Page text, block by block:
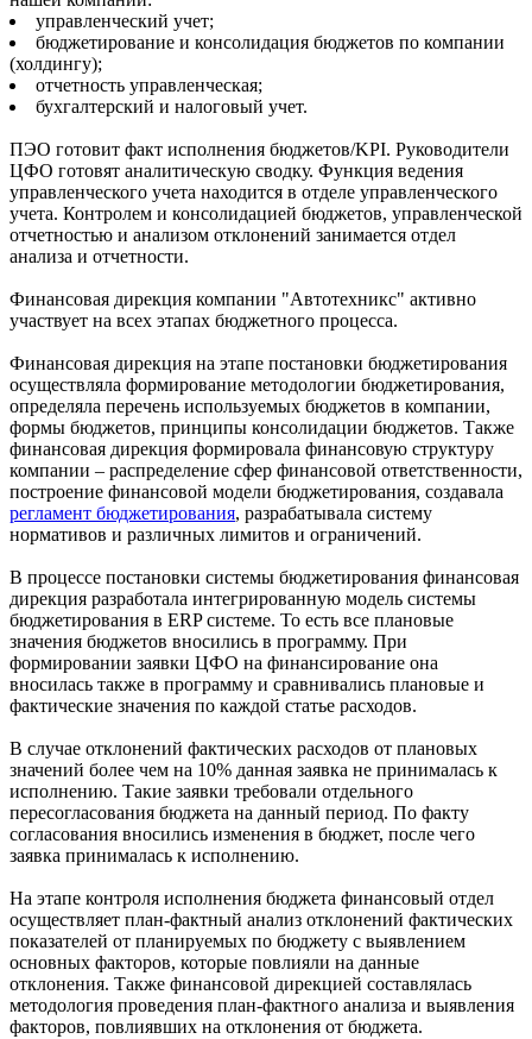
управленческий учет;
бюджетирование и консолидация бюджетов по компании
(холдингу);
отчетность управленческая;
бухгалтерский и налоговый учет.
ПЭО готовит факт исполнения бюджетов/KPI. Руководители
ЦФО готовят аналитическую сводку. Функция ведения
управленческого учета находится в отделе управленческого
учета. Контролем и консолидацией бюджетов, управленческой
отчетностью и анализом отклонений занимается отдел
анализа и отчетности.
Финансовая дирекция компании "Автотехникс" активно
участвует на всех этапах бюджетного процесса.
Финансовая дирекция на этапе постановки бюджетирования
осуществляла формирование методологии бюджетирования,
определяла перечень используемых бюджетов в компании,
формы бюджетов, принципы консолидации бюджетов. Также
финансовая дирекция формировала финансовую структуру
компании – распределение сфер финансовой ответственности,
построение финансовой модели бюджетирования, создавала
регламент бюджетирования, разрабатывала систему
нормативов и различных лимитов и ограничений.
В процессе постановки системы бюджетирования финансовая
дирекция разработала интегрированную модель системы
бюджетирования в ERP системе. То есть все плановые
значения бюджетов вносились в программу. При
формировании заявки ЦФО на финансирование она
вносилась также в программу и сравнивались плановые и
фактические значения по каждой статье расходов.
В случае отклонений фактических расходов от плановых
значений более чем на 10% данная заявка не принималась к
исполнению. Такие заявки требовали отдельного
пересогласования бюджета на данный период. По факту
согласования вносились изменения в бюджет, после чего
заявка принималась к исполнению.
На этапе контроля исполнения бюджета финансовый отдел
осуществляет план-фактный анализ отклонений фактических
показателей от планируемых по бюджету с выявлением
основных факторов, которые повлияли на данные
отклонения. Также финансовой дирекцией составлялась
методология проведения план-фактного анализа и выявления
факторов, повлиявших на отклонения от бюджета.